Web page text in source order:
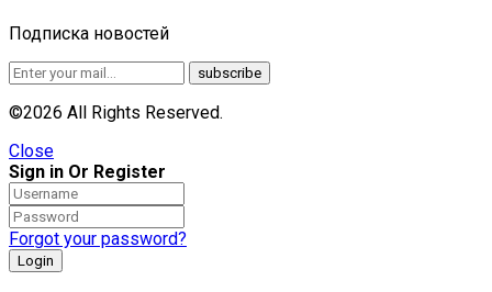
Подписка новостей
©2026 All Rights Reserved.
Close
Sign in Or Register
Forgot your password?